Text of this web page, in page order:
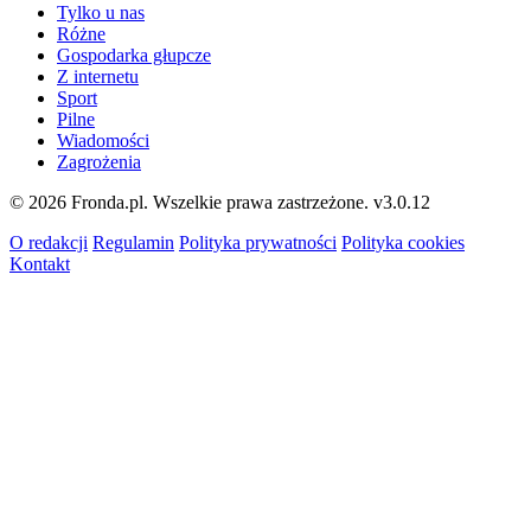
Tylko u nas
Różne
Gospodarka głupcze
Z internetu
Sport
Pilne
Wiadomości
Zagrożenia
© 2026 Fronda.pl. Wszelkie prawa zastrzeżone. v3.0.12
O redakcji Regulamin Polityka prywatności Polityka cookies
Kontakt